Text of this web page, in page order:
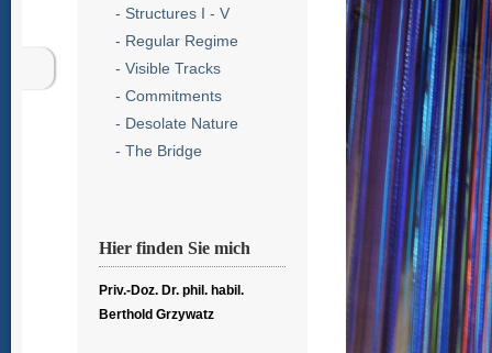
- Structures I - V
- Regular Regime
- Visible Tracks
- Commitments
- Desolate Nature
- The Bridge
Hier finden Sie mich
Priv.-Doz. Dr. phil. habil.
Berthold Grzywatz